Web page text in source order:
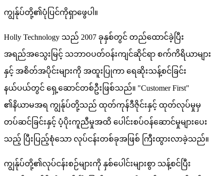
ကျွန်ုပ်တို့၏ပုံပြင်ကိုရှာဖွေပါ။
Holly Technology သည် 2007 ခုနှစ်တွင် တည်ထောင်ခဲ့ပြီး
အရည်အသွေးမြင့် သဘာဝပတ်ဝန်းကျင်ဆိုင်ရာ စက်ကိရိယာများ
နှင့် အစိတ်အပိုင်းများကို အထူးပြုကာ ရေဆိုးသန့်စင်ခြင်း
နယ်ပယ်တွင် ရှေ့ဆောင်တစ်ဦးဖြစ်သည်။ "Customer First"
၏နိယာမအရ ကျွန်ုပ်တို့သည် ထုတ်ကုန်ဒီဇိုင်းနှင့် ထုတ်လုပ်မှုမှ
တပ်ဆင်ခြင်းနှင့် ပံ့ပိုးကူညီမှုအထိ ပေါင်းစပ်ဝန်ဆောင်မှုများပေး
သည့် ပြီးပြည့်စုံသော လုပ်ငန်းတစ်ခုအဖြစ် ကြီးထွားလာခဲ့သည်။
ကျွန်ုပ်တို့၏လုပ်ငန်းစဉ်များကို နှစ်ပေါင်းများစွာ သန့်စင်ပြီး